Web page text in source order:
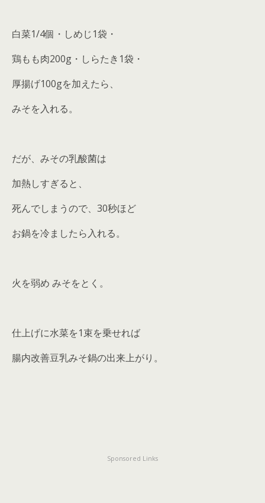
白菜1/4個・しめじ1袋・
鶏もも肉200g・しらたき1袋・
厚揚げ100gを加えたら、
みそを入れる。
だが、みその乳酸菌は
加熱しすぎると、
死んでしまうので、30秒ほど
お鍋を冷ましたら入れる。
火を弱め みそをとく。
仕上げに水菜を1束を乗せれば
腸内改善豆乳みそ鍋の出来上がり。
Sponsored Links